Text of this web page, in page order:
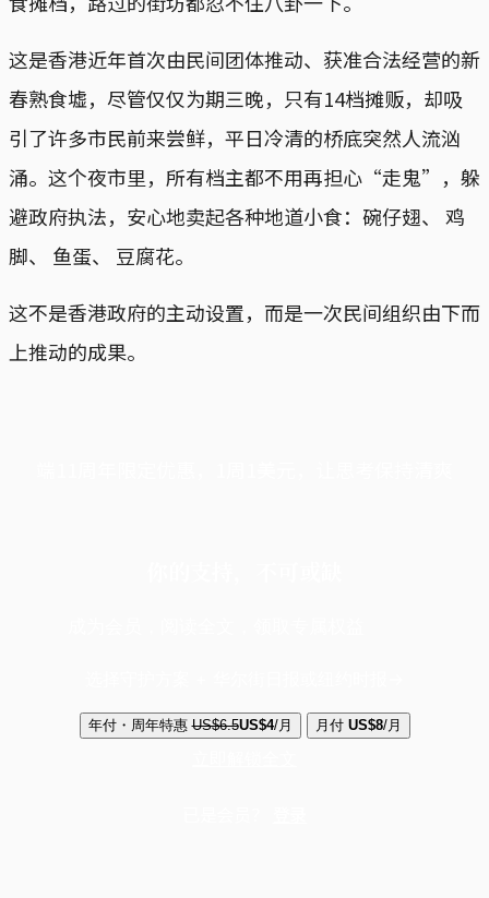
这是香港近年首次由民间团体推动、获准合法经营的新
春熟食墟，尽管仅仅为期三晚，只有14档摊贩，却吸
引了许多市民前来尝鲜，平日冷清的桥底突然人流汹
涌。这个夜市里，所有档主都不用再担心“走鬼”，躲
避政府执法，安心地卖起各种地道小食：碗仔翅、 鸡
脚、 鱼蛋、 豆腐花。
这不是香港政府的主动设置，而是一次民间组织由下而
上推动的成果。
年付・周年特惠 US$6.5US$4/月 月付 US$8/月